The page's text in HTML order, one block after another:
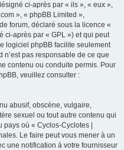
ci-après par « ils », « eux »,
», « phpBB Limited »,
forum, déclaré sous la licence «
ci-après par « GPL ») et qui peut
logiciel phpBB facilite seulement
n’est pas responsable de ce que
contenu ou conduite permis. Pour
veuillez consulter :
abusif, obscène, vulgaire,
sexuel ou tout autre contenu qui
où « Cyclos-Cyclotes |
Le faire peut vous mener à un
une notification à votre fournisseur